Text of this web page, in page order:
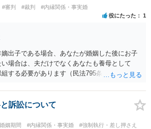
追加着手金を請求できるようにしたりして最
酬はもらえなくても気にしないというのが良
いずれにせよ、どういう形をとるにせよ、支
わらないと思いますので、そのとおりに支払っ
ずです。 基本的に弁護士に1時間動いてもらう
くらいですので、あなたの事件に50時間以上費
除額ベースの成功報酬が支払われないと弁護
い事件ということになるかと存じます。
#審判 #裁判 #内縁関係・事実婚
役にたった 1
出子である場合、あなたが婚姻した後にお子
場合は、夫だけでなくあなたも養母として
組する必要があります（民法795条本文）。これ
関係のままではバランスに欠けるためである
そして、再婚後の養子縁組によって夫婦の共同
819条5項）は認められないと考えます。 この
訴訟について
姻期間 #内縁関係・事実婚
#強制執行・差し押さえ